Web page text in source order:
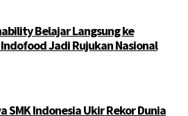
Belajar Langsung ke
Jadi Rujukan Nasional
SMK Indonesia Ukir Rekor Dunia